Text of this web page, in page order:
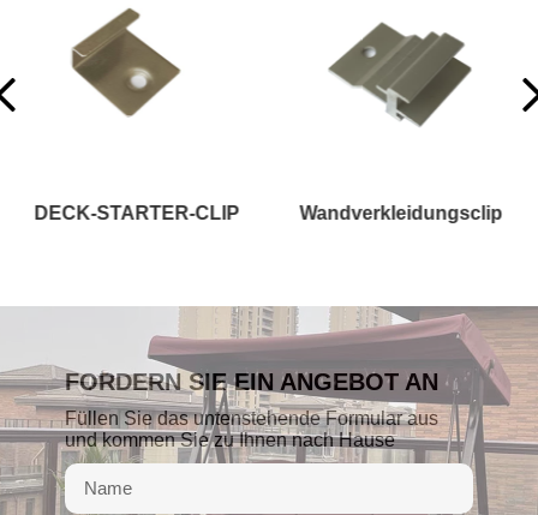
Wandverkleidungsclip Treppen- oder Blendenbrett
FORDERN SIE EIN ANGEBOT AN
Füllen Sie das untenstehende Formular aus
und kommen Sie zu Ihnen nach Hause